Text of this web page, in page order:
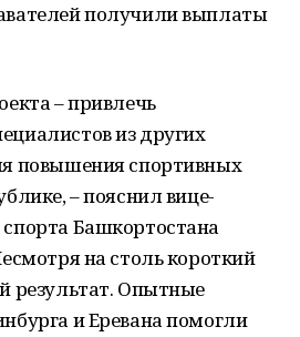
получили выплаты
– привлечь
из других
повышения спортивных
– пояснил вице-
Башкортостана
на столь короткий
результат. Опытные
и Еревана помогли